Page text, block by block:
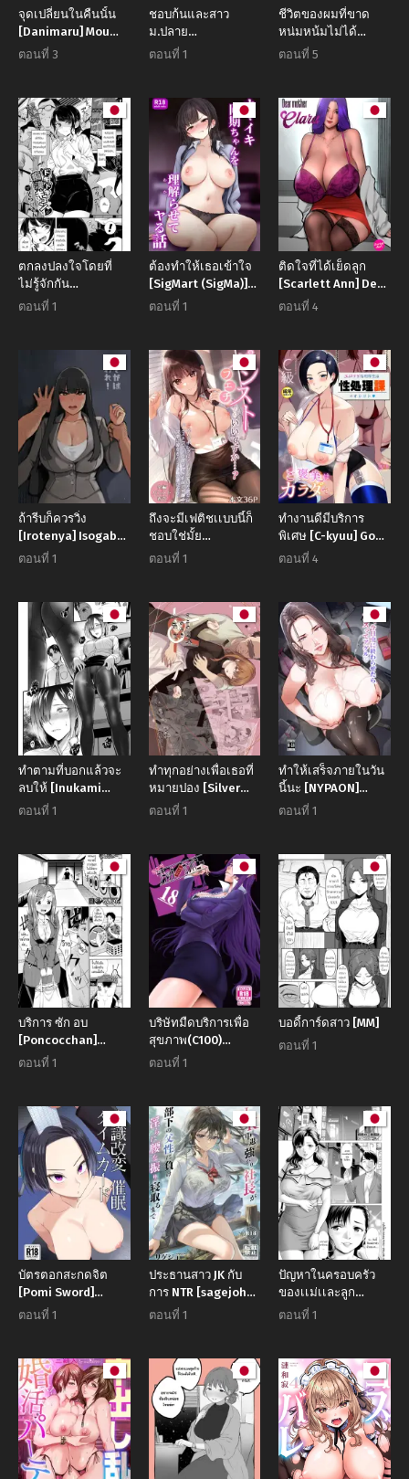
จุดเปลี่ยนในคืนนั้น
[Danimaru] Mou
Ichido, Shitemitai I
ตอนที่ 3
ชอบก้นและสาว
ม.ปลาย
[Takayanagi
I Just Wanna Do
What I Wanna Do
ตอนที่ 1
ชีวิตของผมที่ขาด
หน่มหน้มไม่ได้
[Ariga Tou] Oppai
ตอนที่ 5
ตกลงปลงใจโดยที่
ไม่รู้จักกัน
[Soramame-san]
ตอนที่ 1
ต้องทำให้เธอเข้าใจ
[SigMart (SigMa)]
Namaiki Douki-
ตอนที่ 1
ติดใจที่ได้เย็ดลูก
[Scarlett Ann] Dear
Mother Clara
ตอนที่ 4
ถ้ารีบก็ควรวิ่ง
[Irotenya] Isogaba
Maware! Hurry and
ตอนที่ 1
ถึงจะมีเฟติชเเบบนี้ก็
ชอบใช่มั้ย
[Haizuriya (Zurita)]
ตอนที่ 1
ทำงานดีมีบริการ
พิเศษ [C-kyuu] Go
hōbi wa Karada
shori-ka no
oshigoto
ตอนที่ 4
ทำตามที่บอกแล้วจะ
ลบให้ [Inukami
Inoji] Yarite Joushi
ni Shite Mita
ตอนที่ 1
ทำทุกอย่างเพื่อเธอที่
หมายปอง [Silver
Dog] Cool na
(Koori Zokusei
Danshi to Cool na
Douryou Joshi)
ตอนที่ 1
ทำให้เสร็จภายในวัน
นี้นะ [NYPAON]
Sore, Kyoujuu ni
ตอนที่ 1
บริการ ซัก อบ
[Poncocchan]
Kouin Laundry
Naru Appli Ane to
Ore to Imouto to)
ตอนที่ 1
บริษัทมืดบริการเพื่อ
สุขภาพ(C100)
[Oretachi Misnon
Black DeliHeal
Company This is
the Black Delivery
Health Company
(Meikyuu Black
Company)
ตอนที่ 1
บอดี้การ์ดสาว [MM]
ตอนที่ 1
บัตรตอกสะกดจิต
[Pomi Sword]
Joushiki Kaihen
ตอนที่ 1
ประธานสาว JK กับ
การ NTR [sagejoh
(sage joh)] JK
no Fusei ni Make
Midara ni Koshi o
Furi Netoru made
ตอนที่ 1
ปัญหาในครอบครัว
ของเเม่เเละลูก
[Saida Kazuaki]
ตอนที่ 1